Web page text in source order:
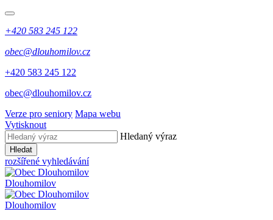
+420 583 245 122
obec@dlouhomilov.cz
+420 583 245 122
obec@dlouhomilov.cz
Verze pro seniory Mapa webu
Vytisknout
Hledaný výraz
Hledat
rozšířené vyhledávání
Dlouhomilov
Dlouhomilov